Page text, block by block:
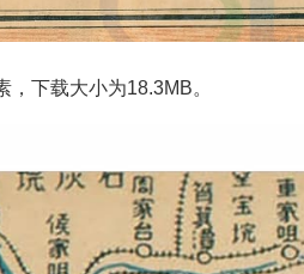
下载大小为18.3MB。